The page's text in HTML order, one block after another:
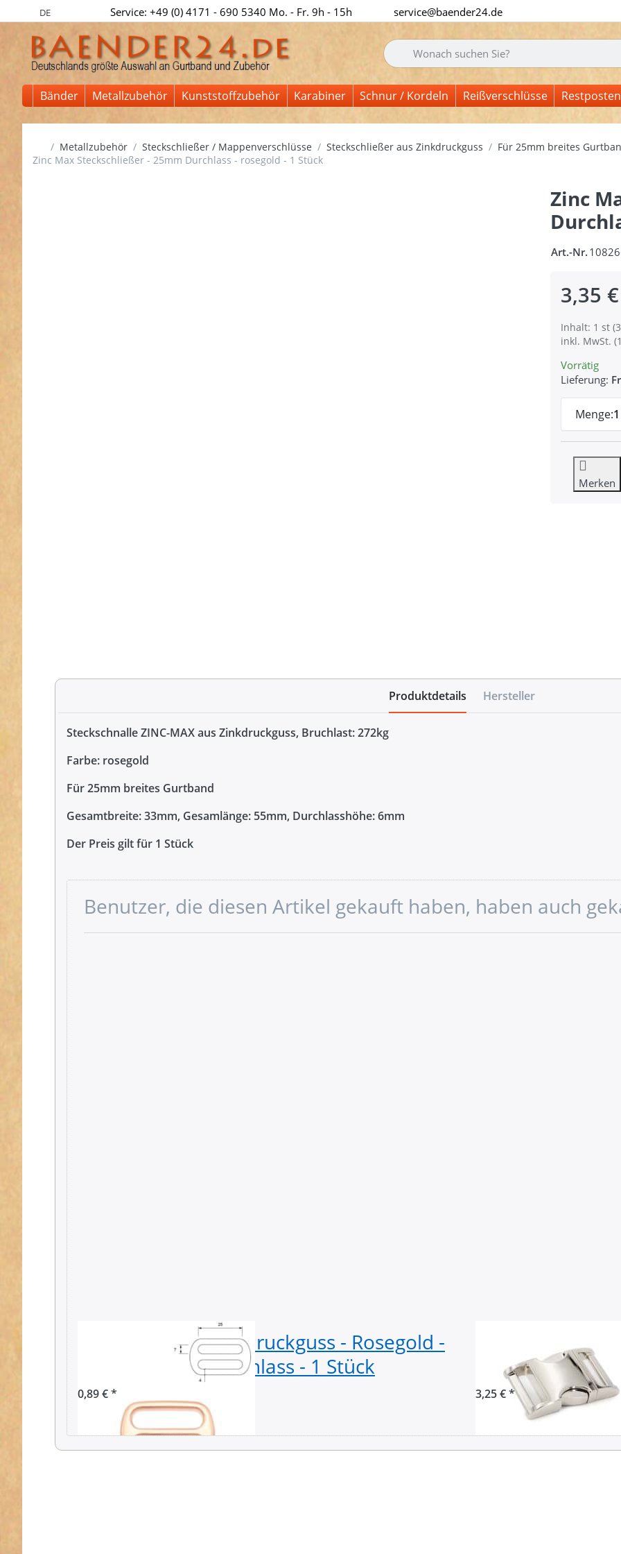
DE Service: +49 (0) 4171 - 690 5340 Mo. - Fr. 9h - 15h service@baender24.de
Geben Sie einen Suchbegriff ein. Während Sie
Bänder Metallzubehör Kunststoffzubehör Karabiner Schnur / Kordeln Reißverschlüsse Restposten
Startseite
Metallzubehör Steckschließer / Mappenverschlüsse Steckschließer aus Zinkdruckguss
Für 25mm breites
Zinc Max Steckschließer - 25mm Durchlass - rosegold - 1 Stück
Zinc
Art.-Nr.
3,35 €
Inhalt: 1 st
inkl. MwSt.
Vorrätig
Lieferung:
Menge:1
Merken
Produktdetails Hersteller
Steckschnalle ZINC-MAX aus Zinkdruckguss, Bruchlast: 272kg
Farbe: rosegold
Für 25mm breites Gurtband
Gesamtbreite: 33mm, Gesamlänge: 55mm, Durchlasshöhe: 6mm
Der Preis gilt für 1 Stück
Benutzer, die diesen Artikel gekauft haben, haben auch
Regulator aus Zinkdruckguss - Rosegold -
25mm breiter Durchlass - 1 Stück
0,89 € *
Zinc Max
Durchlass -
3,25 € *